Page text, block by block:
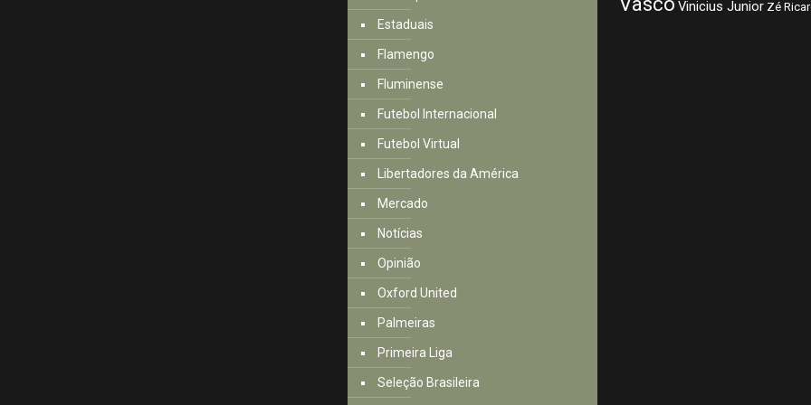
Estaduais
Flamengo
Fluminense
Futebol Internacional
Futebol Virtual
Libertadores da América
Mercado
Notícias
Opinião
Oxford United
Palmeiras
Primeira Liga
Seleção Brasileira
Vinicius Junior Zé